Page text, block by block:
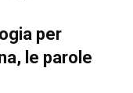
per
le parole